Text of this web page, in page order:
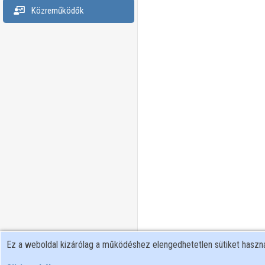
Közreműködők
Ez a weboldal kizárólag a működéshez elengedhetetlen sütiket